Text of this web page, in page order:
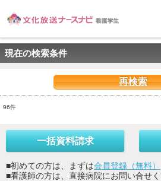
現在の検索条件
再検索
96件
一括資料請求
■初めての方は、まずは会員登録（無料）
■看護師の方は、直接病院にお問い合せ